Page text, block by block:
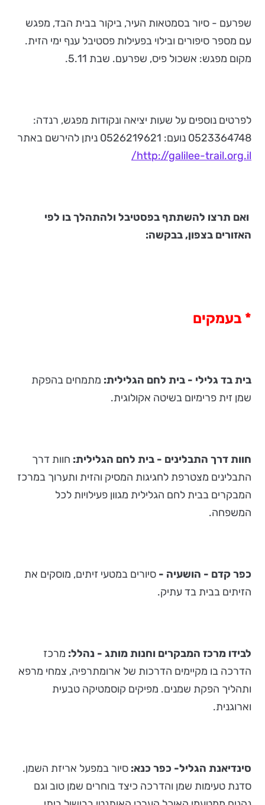
שפרעם - סיור בסמטאות העיר, ביקור בבית הבד, מפגש
עם מספר סיפורים ובילוי בפעילות פסטיבל ענף ימי הזית.
מקום מפגש: אשכול פיס, שפרעם. שבת 5.11.
לפרטים נוספים על שעות יציאה ונקודות מפגש, רנדה:
0523364748 נועם: 0526219621 ניתן להירשם באתר
http://galilee-trail.org.il/
ואם תרצו להשתתף בפסטיבל ולהתהלך בו לפי
האזורים בצפון, בבקשה:
* בעמקים
בית בד גלילי - בית לחם הגלילית: מתמחים בהפקת
שמן זית פרימיום בשיטה אקולוגית.
חוות דרך התבלינים - בית לחם הגלילית: חוות דרך
התבלינים מצטרפת לחגיגות המסיק והזית ותערוך במרכז
המבקרים בבית לחם הגלילית מגוון פעילויות לכל
המשפחה.
כפר קדם - הושעיה - סיורים במטעי זיתים, מוסקים את
הזיתים בבית בד עתיק.
לבידו מרכז המבקרים וחנות מותג - נהלל: מרכז
הדרכה בו מקיימים הדרכות של ארומתרפיה, צמחי מרפא
ותהליך הפקת שמנים. מפיקים קוסמטיקה טבעית
וארוגנית.
סינדיאנת הגליל- כפר כנא: סיור במפעל אריזת השמן.
סדנת טעימות שמן והדרכה כיצד בוחרים שמן טוב וגם